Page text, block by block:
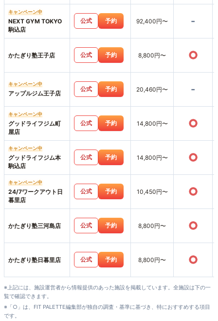
キャンペーン中
NEXT GYM TOKYO
駒込店
公式 予約 92,400円〜 -
かたぎり塾王子店 公式 予約 8,800円〜 ○
キャンペーン中
アップルジム王子店
公式 予約 20,460円〜 -
キャンペーン中
グッドライフジム町
屋店
公式 予約 14,800円〜 ○
キャンペーン中
グッドライフジム本
駒込店
公式 予約 14,800円〜 ○
キャンペーン中
24/7ワークアウト日
暮里店
公式 予約 10,450円〜 ○
かたぎり塾三河島店 公式 予約 8,800円〜 ○
かたぎり塾日暮里店 公式 予約 8,800円〜 ○
※上記には、施設運営者から情報提供のあった施設を掲載しています。全施設は下の一
覧で確認できます。
※「○」は、FIT PALETTE編集部が独自の調査・基準に基づき、特におすすめする項目
です。